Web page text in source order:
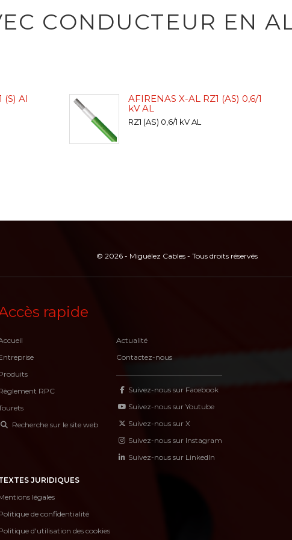
CONDUCTEUR EN
(S) Al
AFIRENAS X-AL RZ1 (AS) 0,6/1
kV AL
RZ1 (AS) 0,6/1 kV AL
© 2026 - Miguélez Cables - Tous droits réservés
rapide
RPC
Recherche sur le site web
Actualité
Contactez-nous
Suivez-nous sur Facebook
Suivez-nous sur Youtube
Suivez-nous sur X
Suivez-nous sur Instagram
Suivez-nous sur LinkedIn
JURIDIQUES
légales
de confidentialité
d'utilisation des cookies